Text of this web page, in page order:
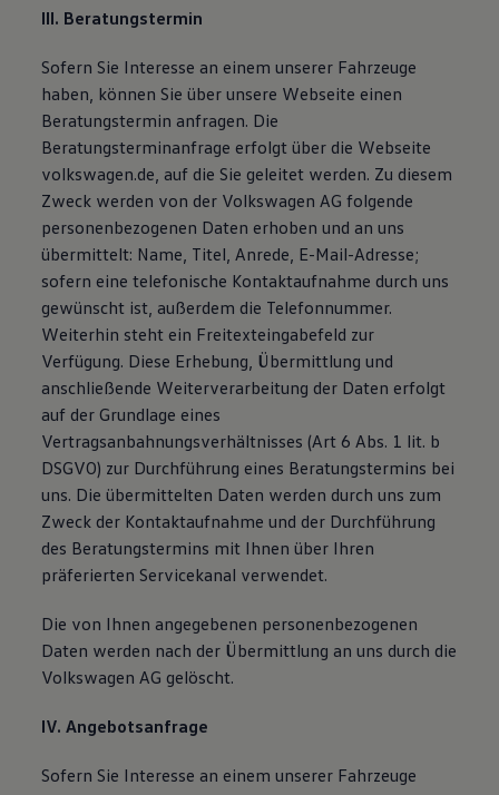
III. Beratungstermin
Sofern Sie Interesse an einem unserer Fahrzeuge
haben, können Sie über unsere Webseite einen
Beratungstermin anfragen. Die
Beratungsterminanfrage erfolgt über die Webseite
volkswagen.de, auf die Sie geleitet werden. Zu diesem
Zweck werden von der Volkswagen AG folgende
personenbezogenen Daten erhoben und an uns
übermittelt: Name, Titel, Anrede, E-Mail-Adresse;
sofern eine telefonische Kontaktaufnahme durch uns
gewünscht ist, außerdem die Telefonnummer.
Weiterhin steht ein Freitexteingabefeld zur
Verfügung. Diese Erhebung, Übermittlung und
anschließende Weiterverarbeitung der Daten erfolgt
auf der Grundlage eines
Vertragsanbahnungsverhältnisses (Art 6 Abs. 1 lit. b
DSGVO) zur Durchführung eines Beratungstermins bei
uns. Die übermittelten Daten werden durch uns zum
Zweck der Kontaktaufnahme und der Durchführung
des Beratungstermins mit Ihnen über Ihren
präferierten Servicekanal verwendet.
Die von Ihnen angegebenen personenbezogenen
Daten werden nach der Übermittlung an uns durch die
Volkswagen AG gelöscht.
IV. Angebotsanfrage
Sofern Sie Interesse an einem unserer Fahrzeuge